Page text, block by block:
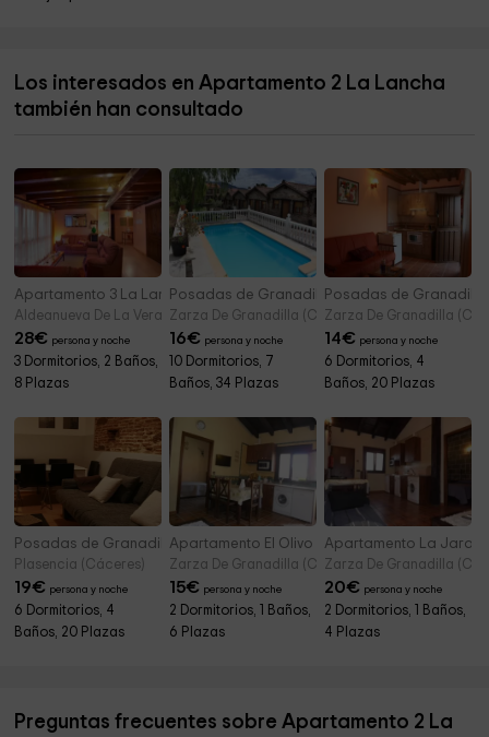
Presa del Embalse de las Machucas 11,1 km
Los interesados en Apartamento 2 La Lancha
también han consultado
Apartamento 3 La Lancha
Aldeanueva De La Vera (Cáceres)
28€ persona y noche
3 Dormitorios, 2 Baños,
8 Plazas
Posadas de Granadilla - Casitas
Zarza De Granadilla (Cáceres)
16€ persona y noche
10 Dormitorios, 7
Baños, 34 Plazas
Posadas de
Zarza De Granadilla
14€ persona y noche
6 Dormitorios, 4
Baños, 20 Plazas
Posadas de Granadilla - Apartamentos C
Plasencia (Cáceres)
19€ persona y noche
6 Dormitorios, 4
Baños, 20 Plazas
Apartamento El Olivo
Zarza De Granadilla (Cáceres)
15€ persona y noche
2 Dormitorios, 1 Baños,
6 Plazas
Apartamento La Jara
Zarza De Granadilla
20€ persona y noche
2 Dormitorios, 1 Baños,
4 Plazas
Preguntas frecuentes sobre Apartamento 2 La